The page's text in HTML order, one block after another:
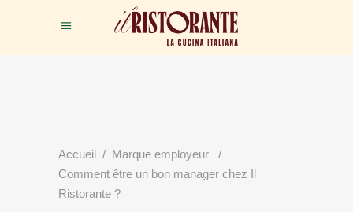
Accueil / Marque employeur
/
Comment être un bon manager chez Il
Ristorante ?
VOTRE TABLE